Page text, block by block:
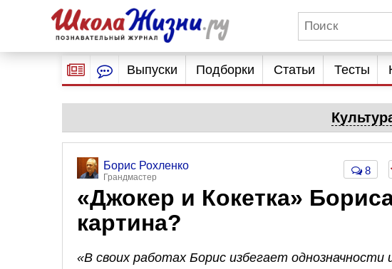
Выпуски Подборки Статьи Тесты
Борис Рохленко
Грандмастер
8
«Джокер и Кокетка»
картина?
«В своих работах Борис избегает